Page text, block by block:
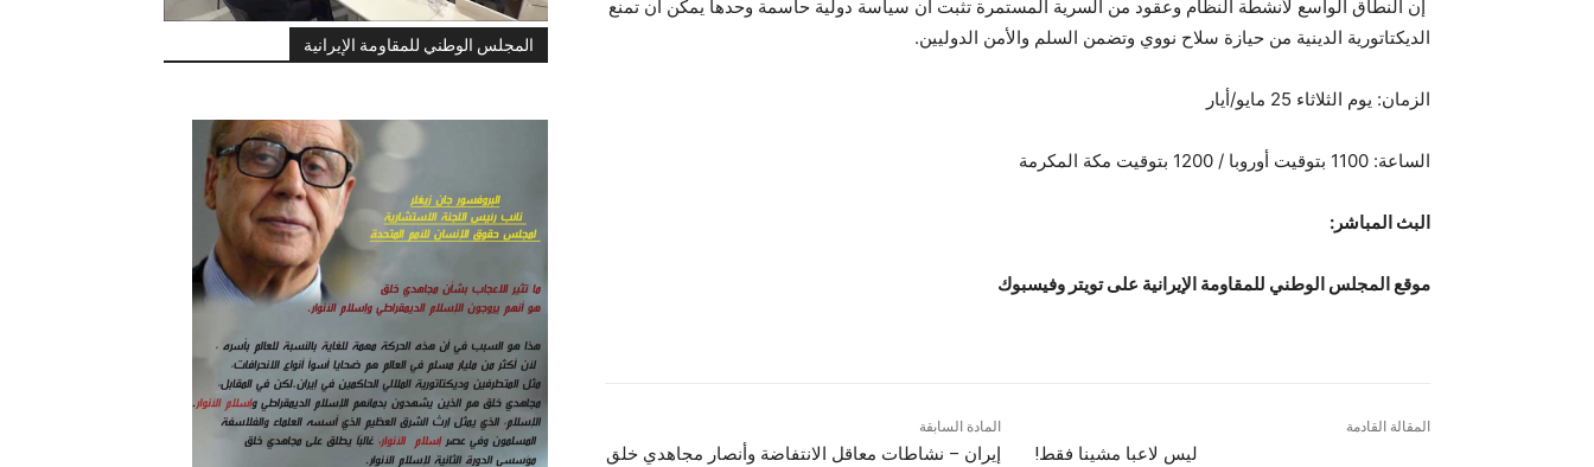
المجلس الوطني للمقاومة الإيرانية
إن النطاق الواسع لأنشطة النظام وعقود من السرية المستمرة تثبت أن سياسة دولية حاسمة وحدها يمكن أن تمنع
الديكتاتورية الدينية من حيازة سلاح نووي وتضمن السلم والأمن الدوليين.
الزمان: يوم الثلاثاء 25 مايو/أيار
الساعة: 1100 بتوقيت أوروبا / 1200 بتوقيت مكة المكرمة
البث المباشر:
موقع المجلس الوطني للمقاومة الإيرانية على تويتر وفيسبوك
المادة السابقة
إيران – نشاطات معاقل الانتفاضة وأنصار مجاهدي خلق
المقالة القادمة
ليس لاعبا مشينا فقط!